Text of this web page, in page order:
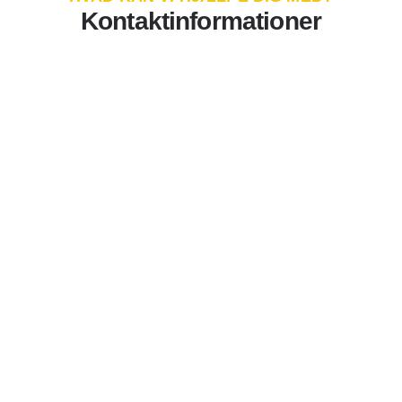
Kontaktinformationer